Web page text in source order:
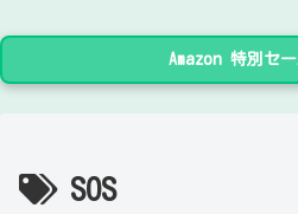
Amazon 特別セ
SOS